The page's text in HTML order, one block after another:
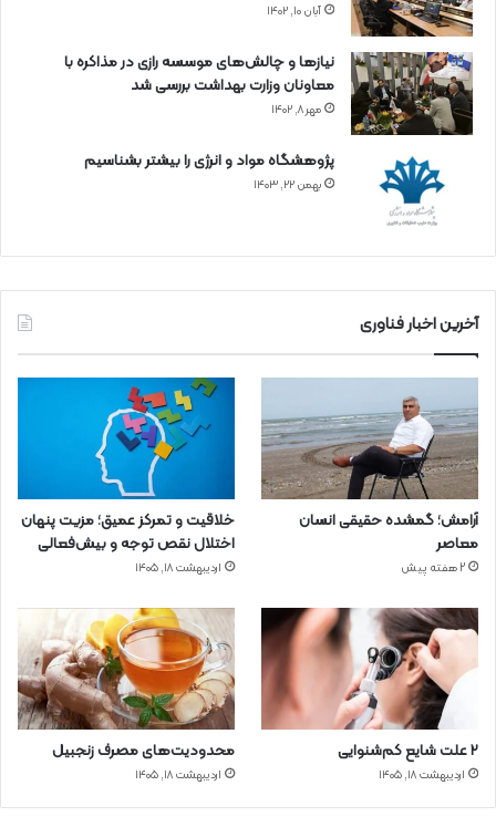
آبان ۱۰, ۱۴۰۲
نیازها و چالش‌های موسسه رازی در مذاکره با
معاونان وزارت بهداشت بررسی شد
مهر ۸, ۱۴۰۲
پژوهشگاه مواد و انرژی را بیشتر بشناسیم
بهمن ۲۲, ۱۴۰۳
آخرین اخبار فناوری
آرامش؛ گمشده حقیقی انسان
معاصر
2 هفته پیش
خلاقیت و تمرکز عمیق؛ مزیت پنهان
اختلال نقص توجه و بیش‌فعالی
اردیبهشت ۱۸, ۱۴۰۵
۲ علت شایع‌ کم‌شنوایی
اردیبهشت ۱۸, ۱۴۰۵
محدودیت‌های مصرف زنجبیل
اردیبهشت ۱۸, ۱۴۰۵